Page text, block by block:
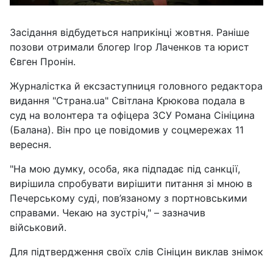
Засідання відбудеться наприкінці жовтня. Раніше
позови отримали блогер Ігор Лаченков та юрист
Євген Пронін.
Журналістка й ексзаступниця головного редактора
видання "Страна.ua" Світлана Крюкова подала в
суд на волонтера та офіцера ЗСУ Романа Сініцина
(Балана). Він про це повідомив у соцмережах 11
вересня.
"На мою думку, особа, яка підпадає під санкції,
вирішила спробувати вирішити питання зі мною в
Печерському суді, пов’язаному з портновськими
справами. Чекаю на зустріч," – зазначив
військовий.
Для підтвердження своїх слів Сініцин виклав знімок